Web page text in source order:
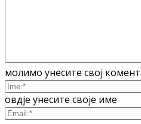
молимо унесите свој
овдје унесите своје име